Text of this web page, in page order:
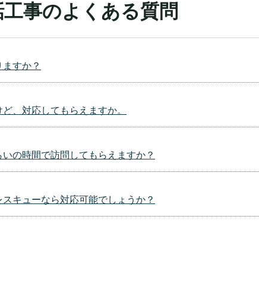
工事のよくある質問
すか？
、対応してもらえますか。
の時間で訪問してもらえますか？
キューなら対応可能でしょうか？